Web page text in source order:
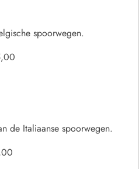
spoorwegen.
de Italiaanse spoorwegen.